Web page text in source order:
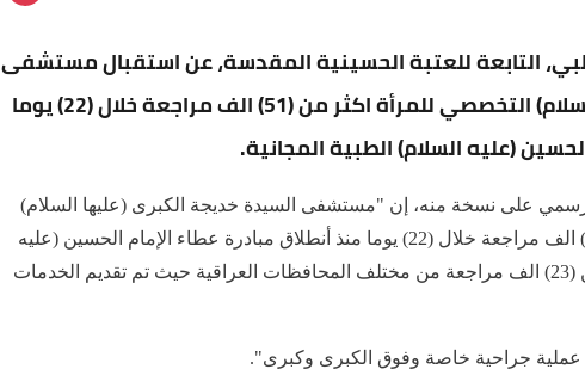
التابعة للعتبة الحسينية المقدسة، عن استقبال مستشفى
السيدة خديجة الكبرى (عليها السلام) التخصصي للمرأة اكثر من (51) الف مراجعة خلال (22) يوما
(عليه السلام) الطبية المجانية.
على نسخة منه، إن "مستشفى السيدة خديجة الكبرى (عليها السلام)
التخصصي للمرأة أستقبل أكثر من (51) الف مراجعة خلال (22) يوما منذ أنطلاق مبادرة عطاء الإمام الحسين (عليه
السلام) الطبية المجانية، بينهن أكثر من (23) الف مراجعة من مختلف المحافظات العراقية حيث تم تقديم الخدمات